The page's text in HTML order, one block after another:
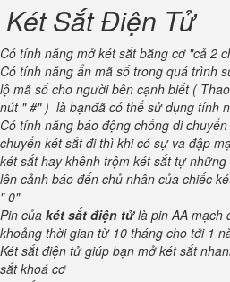
Sắt Điện Tử
Có tính năng mở két sắt bằng cơ "cả 2
Có tính năng ẩn mã số trong quá trình
lộ mã số cho người bên cạnh biết (
nút " #" ) là bạnđã có thể sử dụng tính
Có tính năng báo động chống di
chuyển két sắt đi thì khi có sự va đập
két sắt hay khênh trộm két sắt tự
lên cảnh báo đến chủ nhân của chiếc
" 0"
Pin của két sắt điện tửlà pin AA mạch
khoảng thời gian từ 10 tháng cho tới 1
Két sắt điện tử giúp bạn mở két sắt
sắt khoá cơ